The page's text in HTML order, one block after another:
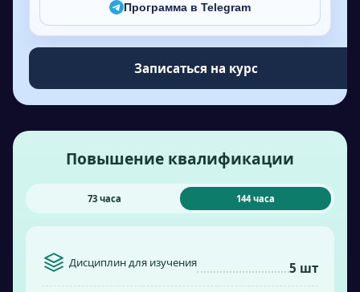
Программа в Telegram
Записаться на курс
Повышение квалификации
73 часа 144 часа
Дисциплин для изучения 5 шт